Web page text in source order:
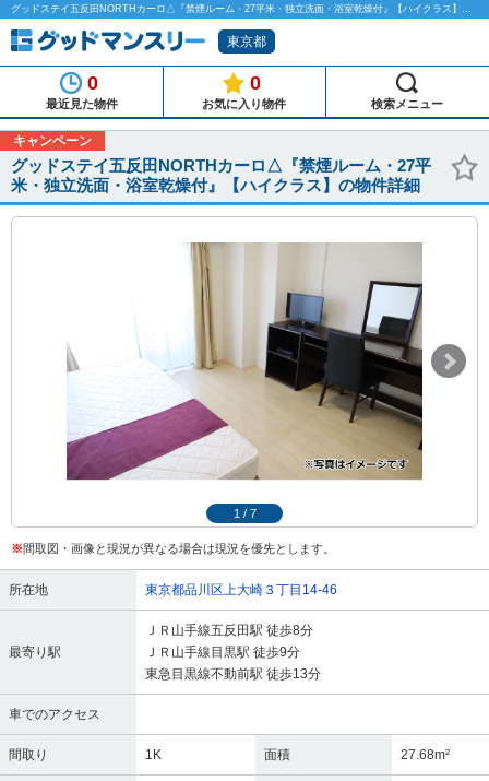
グッドステイ五反田NORTHカーロ△『禁煙ルーム・27平米・独立洗面・浴室乾燥付』【ハイクラス】のマンスリーマンション物件詳細「グッドマンスリー」
東京都
0
最近見た物件
0
お気に入り物件 検索メニュー
キャンペーン
グッドステイ五反田NORTHカーロ△『禁煙ルーム・27平
米・独立洗面・浴室乾燥付』【ハイクラス】の物件詳細
1 / 7
※間取図・画像と現況が異なる場合は現況を優先とします。
所在地 東京都品川区上大崎３丁目14-46
最寄り駅
ＪＲ山手線五反田駅 徒歩8分
ＪＲ山手線目黒駅 徒歩9分
東急目黒線不動前駅 徒歩13分
車でのアクセス
間取り 1K 面積 27.68m²